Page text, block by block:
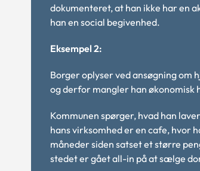
dokumenteret, at han ikke har en
han en social begivenhed.
Eksempel 2:
Borger oplyser ved ansøgning
og derfor mangler han økonomisk
Kommunen spørger, hvad han
hans virksomhed er en cafe, hvor
måneder siden satset et større
stedet er gået all-in på at sælge